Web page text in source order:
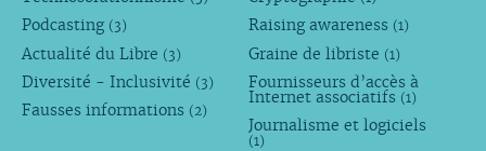
Podcasting (3)
Actualité du Libre (3)
Diversité - Inclusivité (3)
Fausses informations (2)
Raising awareness (1)
Graine de libriste (1)
Fournisseurs d’accès à
Internet associatifs (1)
Journalisme et logiciels
(1)